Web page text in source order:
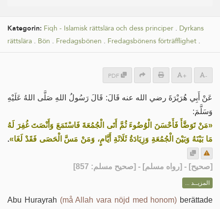
Kategorin: Fiqh - Islamisk rättslära och dess principer . Dyrkans
rättslära . Bön . Fredagsbönen . Fredagsbönens förträfflighet .
PDF + -
عَنْ أَبِي هُرَيْرَةَ رضي الله عنه قَالَ: قَالَ رَسُولُ اللهِ صَلَّى اللهُ عَلَيْهِ
وَسَلَّمَ:
«مَنْ تَوَضَّأَ فَأَحْسَنَ الْوُضُوءَ ثُمَّ أَتَى الْجُمُعَةَ فَاسْتَمَعَ وَأَنْصَتَ غُفِرَ لَهُ
مَا بَيْنَهُ وَبَيْنَ الْجُمُعَةِ وَزِيَادَةُ ثَلَاثَةِ أَيَّامٍ، وَمَنْ مَسَّ الْحَصَى فَقَدْ لَغَا».
[صحيح] - [رواه مسلم] - [صحيح مسلم: 857]
المزيــد ...
Abu Hurayrah (må Allah vara nöjd med honom) berättade